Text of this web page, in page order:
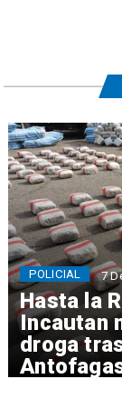
Hasta la
Incautan
droga
POLICIAL 7